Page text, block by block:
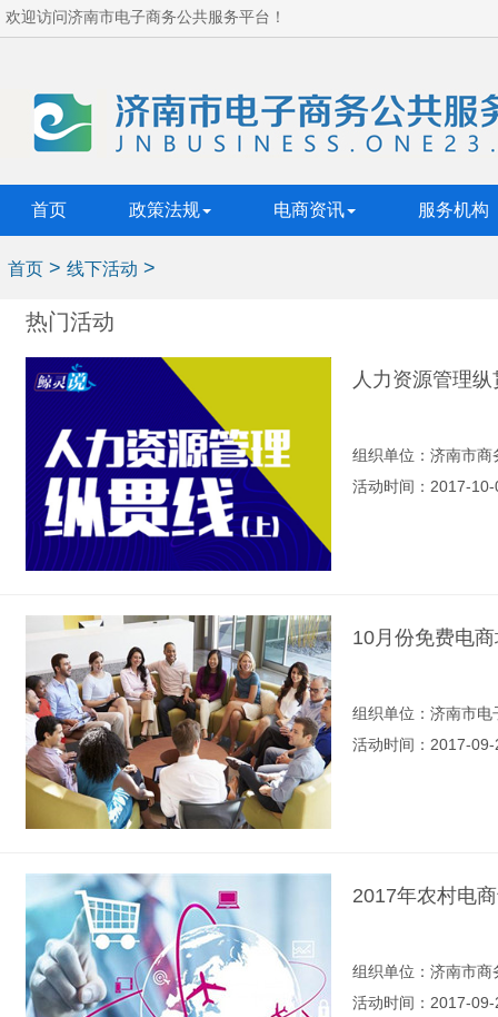
欢迎访问济南市电子商务公共服务平台！
首页 政策法规 电商资讯 服务机构
首页 > 线下活动 >
热门活动
人力资源管理
组织单位：济南市商
活动时间：2017-10-
10月份免费电
组织单位：济南市
活动时间：2017-09-
2017年农村电
组织单位：济南市商
活动时间：2017-09-